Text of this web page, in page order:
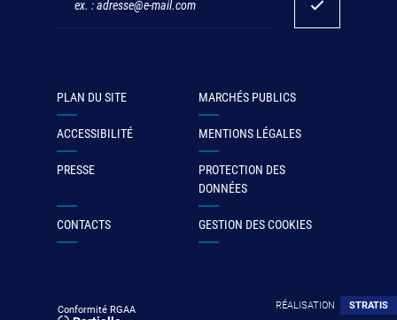
PLAN DU SITE MARCHÉS PUBLICS
ACCESSIBILITÉ MENTIONS LÉGALES
PRESSE
PROTECTION DES
DONNÉES
CONTACTS GESTION DES COOKIES
Conformité RGAA RÉALISATION STRATIS